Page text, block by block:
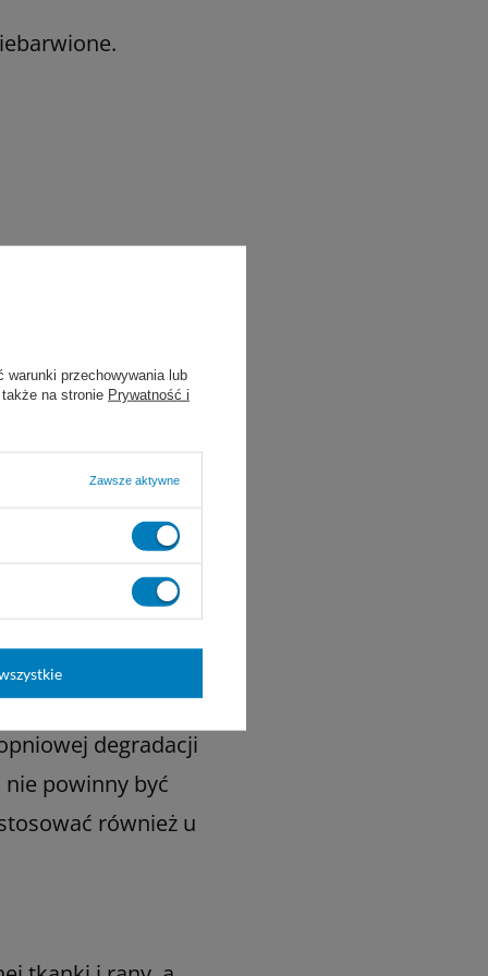
degradacji
nie powinny być
również u
warunki przechowywania lub
na stronie Prywatność i
Zawsze aktywne